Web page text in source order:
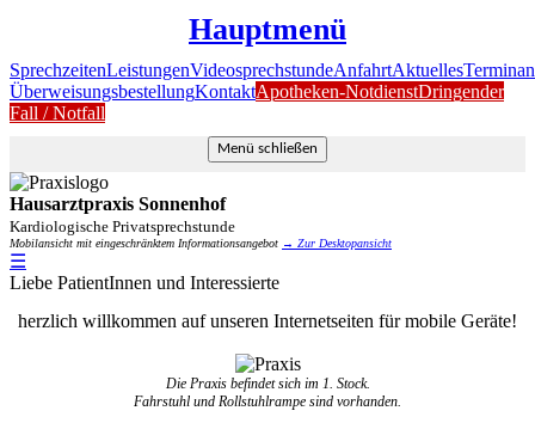
Hauptmenü
SprechzeitenLeistungenVideosprechstundeAnfahrtAktuelles
ÜberweisungsbestellungKontaktApotheken-NotdienstDringender
Fall / Notfall
Menü schließen
Hausarztpraxis Sonnenhof
Kardiologische Privatsprechstunde
Mobilansicht mit eingeschränktem Informationsangebot → Zur Desktopansicht
☰
Liebe PatientInnen und Interessierte
herzlich willkommen auf unseren Internetseiten für mobile Geräte!
Die Praxis befindet sich im 1. Stock.
Fahrstuhl und Rollstuhlrampe sind vorhanden.